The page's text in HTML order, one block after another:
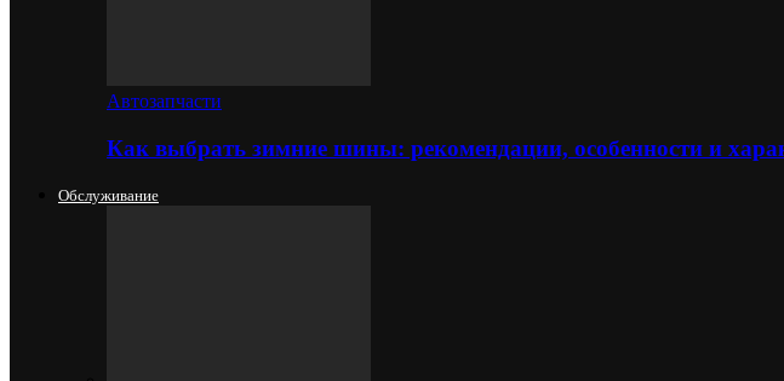
Автозапчасти
Как выбрать зимние шины: рекомендации, особенности и
Обслуживание